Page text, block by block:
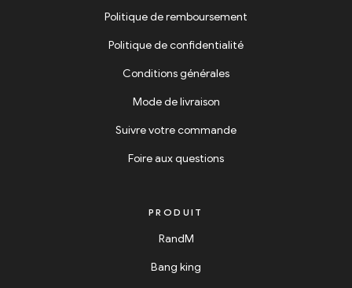
Politique de remboursement
Politique de confidentialité
Conditions générales
Mode de livraison
Suivre votre commande
Foire aux questions
PRODUIT
RandM
Bang king